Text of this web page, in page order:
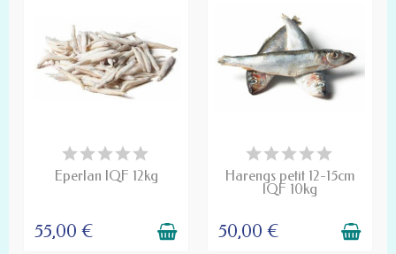
PRODUIT DISPONIBLE À LA
COMMANDE
Eperlan IQF 12kg
55,00 €
DERNIERS ARTICLES EN
STOCK
Harengs petit 12-15cm
IQF 10kg
50,00 €